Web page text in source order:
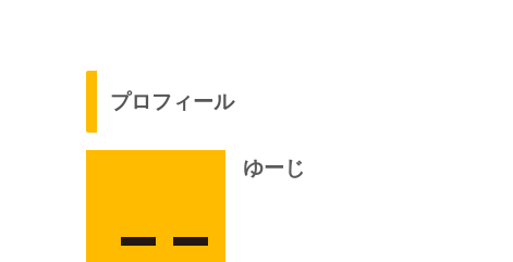
プロフィール
ゆーじ